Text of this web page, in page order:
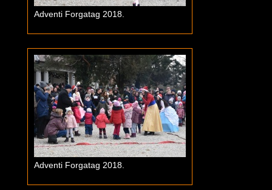
Adventi Forgatag 2018.
Adventi Forgatag 2018.